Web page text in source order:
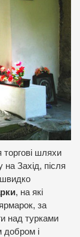
торгові шляхи
на Захід, після
швидко
, на які
за
над турками
добром і